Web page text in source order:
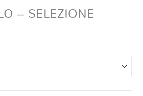
– SELEZIONE